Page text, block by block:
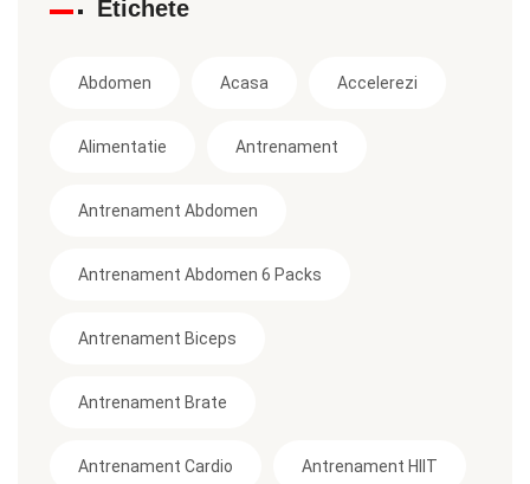
Etichete
Abdomen Acasa Accelerezi
Alimentatie Antrenament
Antrenament Abdomen
Antrenament Abdomen 6 Packs
Antrenament Biceps
Antrenament Brate
Antrenament Cardio Antrenament HIIT